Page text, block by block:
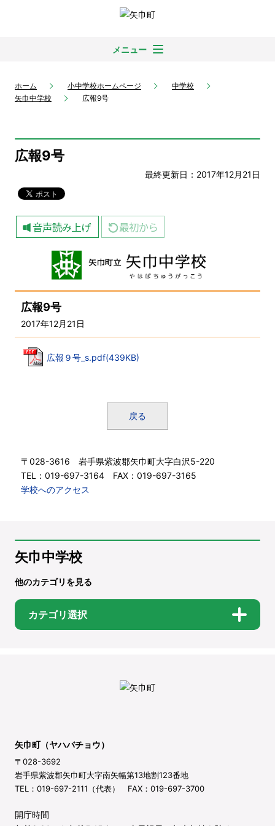
メニュー
ホーム 小中学校ホームページ
中学校
矢巾中学校
広報9号
広報9号
最終更新日：2017年12月21日
広報9号
2017年12月21日
広報９号_s.pdf(439KB)
戻る
〒028-3616 岩手県紫波郡矢巾町大字白沢5-220
TEL：019-697-3164 FAX：019-697-3165
学校へのアクセス
矢巾中学校
他のカテゴリを見る
カテゴリ選択
矢巾町（ヤハバチョウ）
〒028-3692
岩手県紫波郡矢巾町大字南矢幅第13地割123番地
TEL：019-697-2111（代表） FAX：019-697-3700
開庁時間